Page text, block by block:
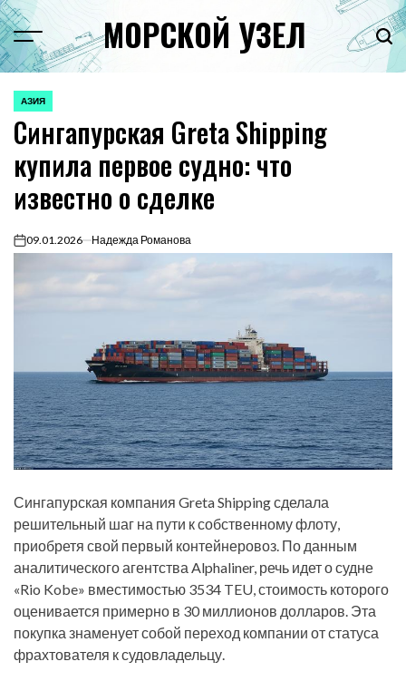
Перейти
к
содержимому
Menu МОРСКОЙ УЗЕЛ
ОПУБЛИКОВАНО
В
АЗИЯ
Сингапурская Greta Shipping
купила первое судно: что
известно о сделке
on09.01.2026 Надежда Романова
Сингапурская компания Greta Shipping сделала
решительный шаг на пути к собственному флоту,
приобретя свой первый контейнеровоз. По данным
аналитического агентства Alphaliner, речь идет о судне
«Rio Kobe» вместимостью 3534 TEU, стоимость которого
оценивается примерно в 30 миллионов долларов. Эта
покупка знаменует собой переход компании от статуса
фрахтователя к судовладельцу.